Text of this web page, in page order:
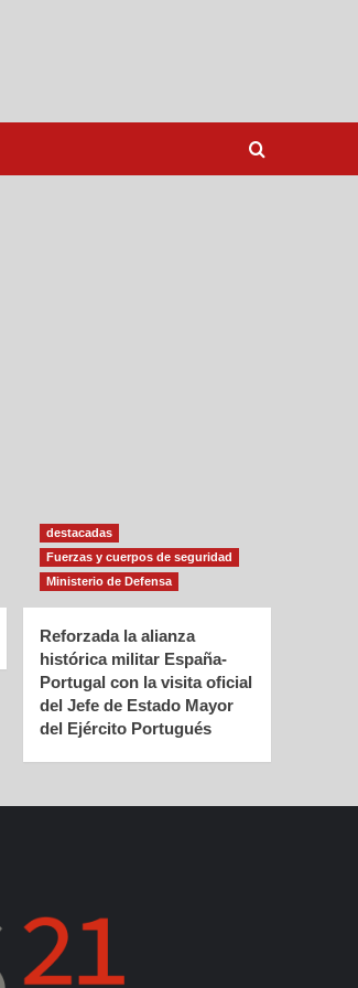
destacadas
Fuerzas y cuerpos de seguridad
Ministerio de Defensa
Reforzada la alianza
histórica militar España-
Portugal con la visita oficial
del Jefe de Estado Mayor
del Ejército Portugués